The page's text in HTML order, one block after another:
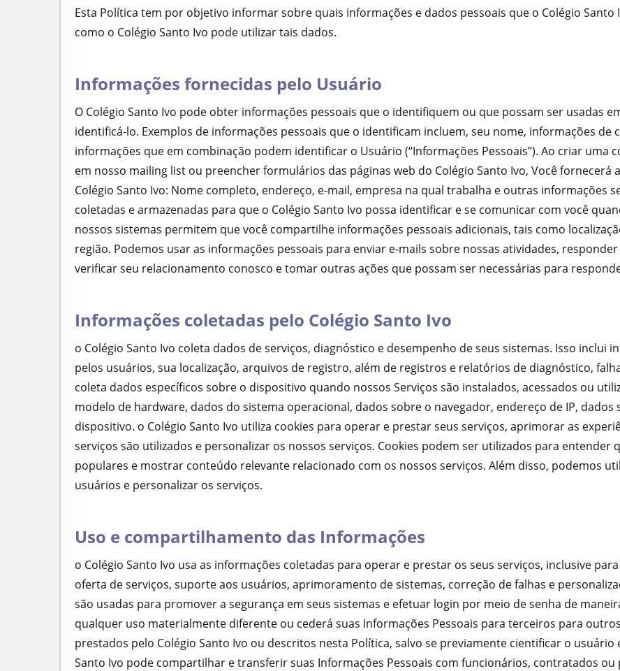
Esta Política tem por objetivo informar sobre quais informações e dados pessoais que o Colégio
como o Colégio Santo Ivo pode utilizar tais dados.
Informações fornecidas pelo Usuário
O Colégio Santo Ivo pode obter informações pessoais que o identifiquem ou que possam ser usadas
identificá-lo. Exemplos de informações pessoais que o identificam incluem, seu nome, informações de
informações que em combinação podem identificar o Usuário (“Informações Pessoais”). Ao criar uma
em nosso mailing list ou preencher formulários das páginas web do Colégio Santo Ivo, Você fornecerá
Colégio Santo Ivo: Nome completo, endereço, e-mail, empresa na qual trabalha e outras informações
coletadas e armazenadas para que o Colégio Santo Ivo possa identificar e se comunicar com você
nossos sistemas permitem que você compartilhe informações pessoais adicionais, tais como
região. Podemos usar as informações pessoais para enviar e-mails sobre nossas atividades,
verificar seu relacionamento conosco e tomar outras ações que possam ser necessárias para
Informações coletadas pelo Colégio Santo Ivo
o Colégio Santo Ivo coleta dados de serviços, diagnóstico e desempenho de seus sistemas. Isso inclui
pelos usuários, sua localização, arquivos de registro, além de registros e relatórios de diagnóstico,
coleta dados específicos sobre o dispositivo quando nossos Serviços são instalados, acessados ou
modelo de hardware, dados do sistema operacional, dados sobre o navegador, endereço de IP,
dispositivo. o Colégio Santo Ivo utiliza cookies para operar e prestar seus serviços, aprimorar as
serviços são utilizados e personalizar os nossos serviços. Cookies podem ser utilizados para entender
populares e mostrar conteúdo relevante relacionado com os nossos serviços. Além disso, podemos
usuários e personalizar os serviços.
Uso e compartilhamento das Informações
o Colégio Santo Ivo usa as informações coletadas para operar e prestar os seus serviços, inclusive
oferta de serviços, suporte aos usuários, aprimoramento de sistemas, correção de falhas e
são usadas para promover a segurança em seus sistemas e efetuar login por meio de senha de
qualquer uso materialmente diferente ou cederá suas Informações Pessoais para terceiros para
prestados pelo Colégio Santo Ivo ou descritos nesta Política, salvo se previamente cientificar o
Santo Ivo pode compartilhar e transferir suas Informações Pessoais com funcionários, contratados